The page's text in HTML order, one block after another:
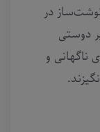
در
دوستی
ناگهانی و